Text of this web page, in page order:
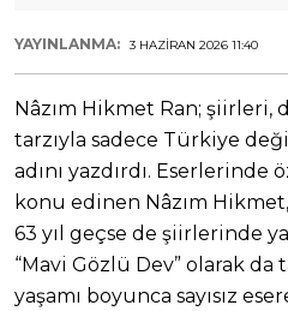
YAYINLANMA: 3 HAZIRAN 2026 11:40
Nâzım Hikmet Ran; şiirleri,
tarzıyla sadece Türkiye
adını yazdırdı. Eserlerinde
konu edinen Nâzım
63 yıl geçse de şiirlerinde
“Mavi Gözlü Dev” olarak da
yaşamı boyunca sayısız